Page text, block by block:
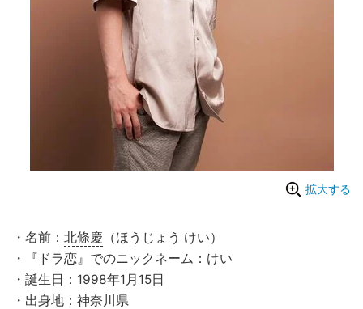
拡大する
・名前： 北條慶 （ほうじょう けい）
・『ドラ恋』でのニックネーム：けい
・誕生日：1998年1月15日
・出身地：神奈川県